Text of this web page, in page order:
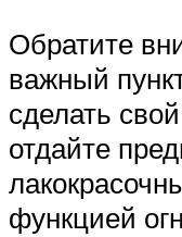
Обратите
важный
сделать
отдайте
функцией